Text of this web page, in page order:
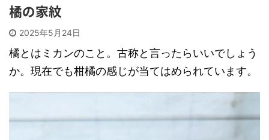
橘の家紋
2025年5月24日
橘とはミカンのこと。古称と言ったらいいでしょう
か。現在でも柑橘の感じが当てはめられています。